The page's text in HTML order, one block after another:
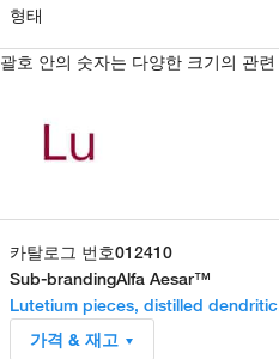
형태
괄호 안의 숫자는 다양한 크기의 관
카탈로그 번호012410
Sub-brandingAlfa Aesar™
Lutetium pieces, distilled
가격 & 재고